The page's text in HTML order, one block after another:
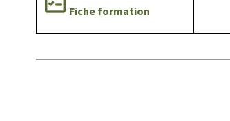
Fiche formation